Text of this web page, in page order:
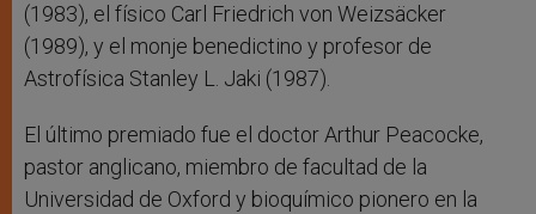
(1983), el físico Carl Friedrich von Weizsäcker
(1989), y el monje benedictino y profesor de
Astrofísica Stanley L. Jaki (1987).
El último premiado fue el doctor Arthur Peacocke,
pastor anglicano, miembro de facultad de la
Universidad de Oxford y bioquímico pionero en la